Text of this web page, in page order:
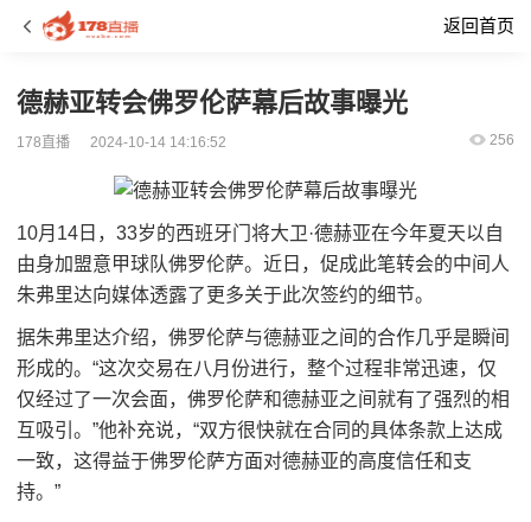
返回首页
德赫亚转会佛罗伦萨幕后故事曝光
178直播 2024-10-14 14:16:52 256
10月14日，33岁的西班牙门将大卫·德赫亚在今年夏天以自
由身加盟意甲球队佛罗伦萨。近日，促成此笔转会的中间人
朱弗里达向媒体透露了更多关于此次签约的细节。
据朱弗里达介绍，佛罗伦萨与德赫亚之间的合作几乎是瞬间
形成的。“这次交易在八月份进行，整个过程非常迅速，仅
仅经过了一次会面，佛罗伦萨和德赫亚之间就有了强烈的相
互吸引。”他补充说，“双方很快就在合同的具体条款上达成
一致，这得益于佛罗伦萨方面对德赫亚的高度信任和支
持。”